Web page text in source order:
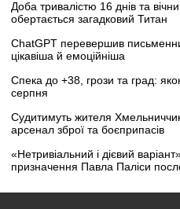
Доба тривалістю 16 днів та
обертається загадковий Титан
ChatGPT перевершив
цікавіша й емоційніша
Спека до +38, грози та град:
серпня
Судитимуть жителя
арсенал зброї та боєприпасів
«Нетривіальний і дієвий
призначення Павла Паліси